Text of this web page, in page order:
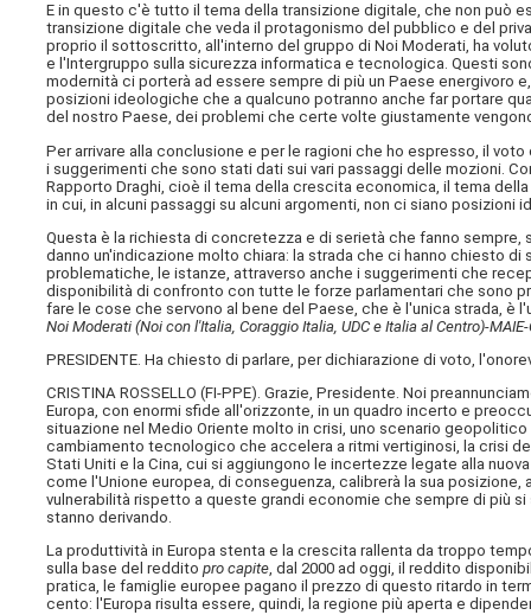
E in questo c'è tutto il tema della transizione digitale, che non può
transizione digitale che veda il protagonismo del pubblico e del
proprio il sottoscritto, all'interno del gruppo di Noi Moderati, ha
e l'Intergruppo sulla sicurezza informatica e tecnologica. Questi
modernità ci porterà ad essere sempre di più un Paese energivoro
posizioni ideologiche che a qualcuno potranno anche far portare
del nostro Paese, dei problemi che certe volte giustamente
Per arrivare alla conclusione e per le ragioni che ho espresso, il
i suggerimenti che sono stati dati sui vari passaggi delle mozioni.
Rapporto Draghi, cioè il tema della crescita economica, il tema
in cui, in alcuni passaggi su alcuni argomenti, non ci siano posizioni
Questa è la richiesta di concretezza e di serietà che fanno
danno un'indicazione molto chiara: la strada che ci hanno chiesto
problematiche, le istanze, attraverso anche i suggerimenti che
disponibilità di confronto con tutte le forze parlamentari che sono
fare le cose che servono al bene del Paese, che è l'unica strada,
Noi Moderati (Noi con l'Italia, Coraggio Italia, UDC e Italia al Centro)-
PRESIDENTE. Ha chiesto di parlare, per dichiarazione di voto,
CRISTINA ROSSELLO (FI-PPE). Grazie, Presidente. Noi
Europa, con enormi sfide all'orizzonte, in un quadro incerto e
situazione nel Medio Oriente molto in crisi, uno scenario
cambiamento tecnologico che accelera a ritmi vertiginosi, la crisi
Stati Uniti e la Cina, cui si aggiungono le incertezze legate alla
come l'Unione europea, di conseguenza, calibrerà la sua
vulnerabilità rispetto a queste grandi economie che sempre di più
stanno derivando.
La produttività in Europa stenta e la crescita rallenta da troppo
sulla base del redditopro capite, dal 2000 ad oggi, il reddito
pratica, le famiglie europee pagano il prezzo di questo ritardo in
cento: l'Europa risulta essere, quindi, la regione più aperta e